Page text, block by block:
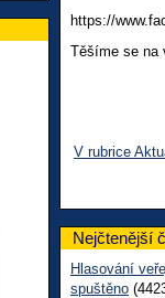
https://
Těšíme se na
V rubrice
Nejčtenější
Hlasování
spuštěno